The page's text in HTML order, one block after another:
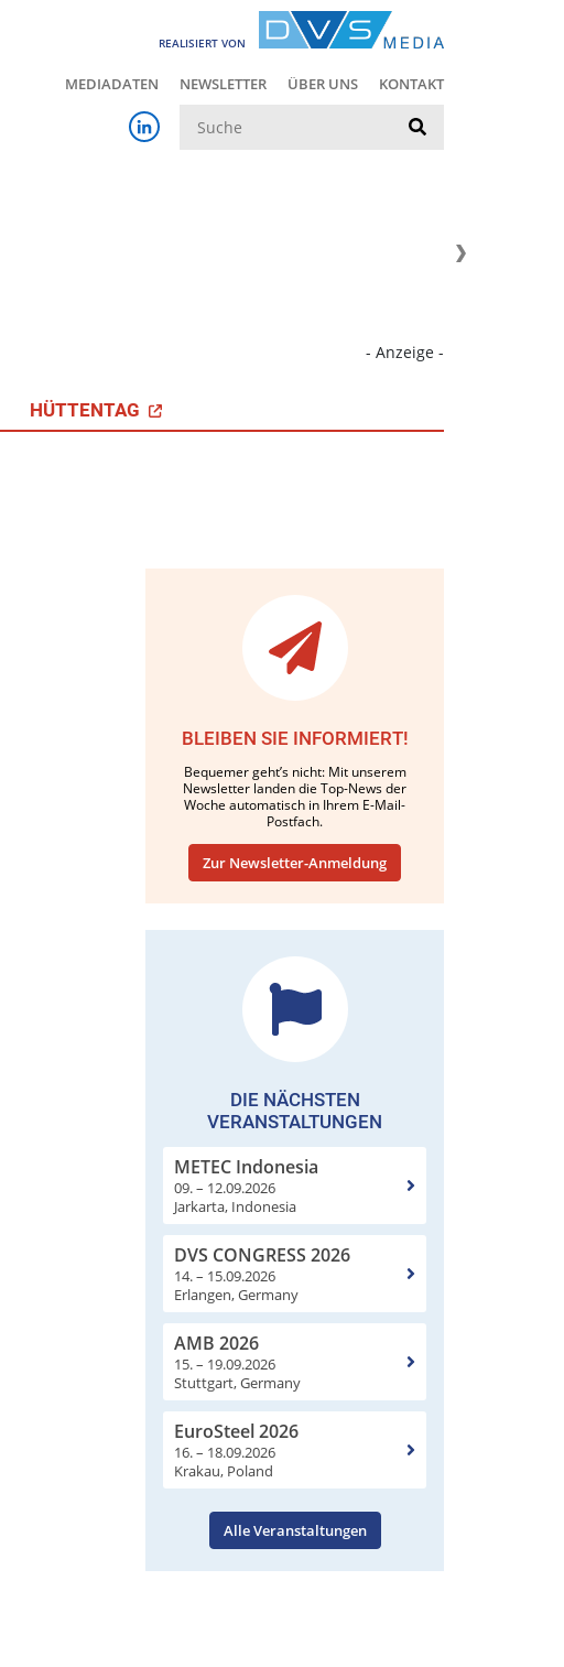
REALISIERT VON
MEDIADATEN NEWSLETTER ÜBER UNS KONTAKT
- Anzeige -
HÜTTENTAG
BLEIBEN SIE INFORMIERT!
Bequemer geht’s nicht: Mit unserem
Newsletter landen die Top-News der
Woche automatisch in Ihrem E-Mail-
Postfach.
Zur Newsletter-Anmeldung
DIE NÄCHSTEN
VERANSTALTUNGEN
METEC Indonesia
09. – 12.09.2026
Jarkarta, Indonesia
DVS CONGRESS 2026
14. – 15.09.2026
Erlangen, Germany
AMB 2026
15. – 19.09.2026
Stuttgart, Germany
EuroSteel 2026
16. – 18.09.2026
Krakau, Poland
Alle Veranstaltungen